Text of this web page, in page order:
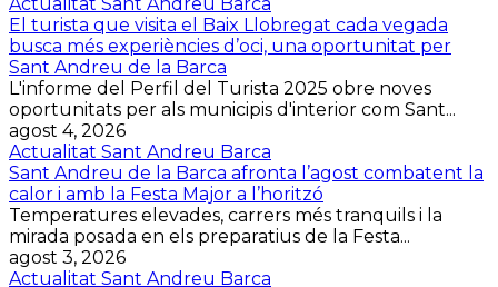
El turista que visita el Baix Llobregat cada vegada
busca més experiències d’oci, una oportunitat per
Sant Andreu de la Barca
L'informe del Perfil del Turista 2025 obre noves
oportunitats per als municipis d'interior com Sant...
agost 4, 2026
Actualitat Sant Andreu Barca
Sant Andreu de la Barca afronta l’agost combatent la
calor i amb la Festa Major a l’horitzó
Temperatures elevades, carrers més tranquils i la
mirada posada en els preparatius de la Festa...
agost 3, 2026
Actualitat Sant Andreu Barca